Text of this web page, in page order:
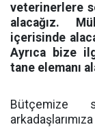
veterinerlere
alacağız.
içerisinde
Ayrıca bize
tane elemanı
Bütçemize